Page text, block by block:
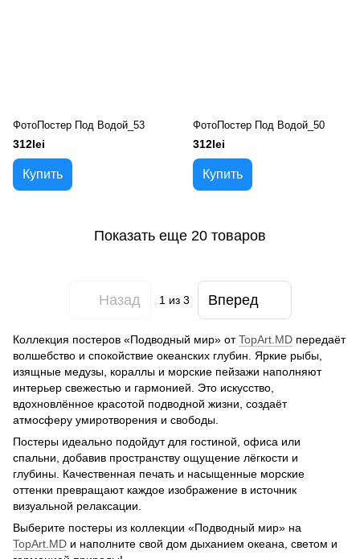
ФотоПостер Под Водой_53
312lei
Купить
ФотоПостер Под Водой_50
312lei
Купить
Показать еще 20 товаров
Назад 1 из 3 Вперед
Коллекция постеров «Подводный мир» отTopArt.MD передаёт
волшебство и спокойствие океанских глубин. Яркие рыбы,
изящные медузы, кораллы и морские пейзажи наполняют
интерьер свежестью и гармонией. Это искусство,
вдохновлённое красотой подводной жизни, создаёт
атмосферу умиротворения и свободы.
Постеры идеально подойдут для гостиной, офиса или
спальни, добавив пространству ощущение лёгкости и
глубины. Качественная печать и насыщенные морские
оттенки превращают каждое изображение в источник
визуальной релаксации.
Выберите постеры из коллекции «Подводный мир» на
TopArt.MD и наполните свой дом дыханием океана, светом и